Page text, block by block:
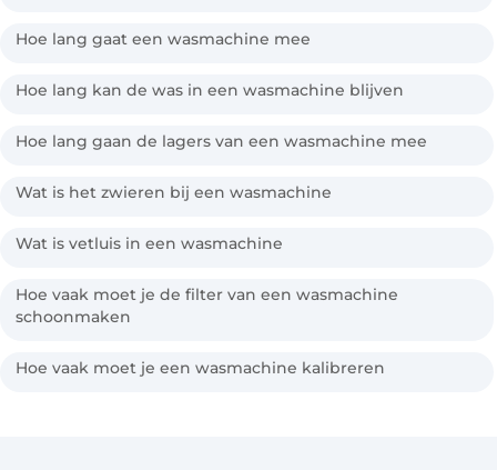
Hoe lang gaat een wasmachine mee
Hoe lang kan de was in een wasmachine blijven
Hoe lang gaan de lagers van een wasmachine mee
Wat is het zwieren bij een wasmachine
Wat is vetluis in een wasmachine
Hoe vaak moet je de filter van een wasmachine
schoonmaken
Hoe vaak moet je een wasmachine kalibreren